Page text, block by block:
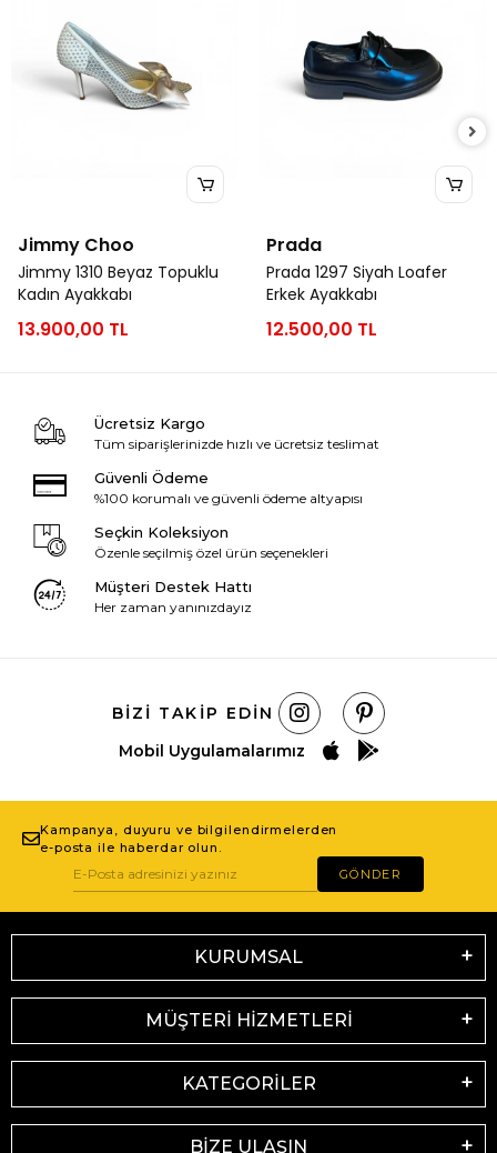
Jimmy Choo
Jimmy 1310 Beyaz Topuklu
Kadın Ayakkabı
13.900,00 TL
Prada
Prada 1297 Siyah Loafer
Erkek Ayakkabı
12.500,00 TL
Ücretsiz Kargo
Tüm siparişlerinizde hızlı ve ücretsiz teslimat
Güvenli Ödeme
%100 korumalı ve güvenli ödeme altyapısı
Seçkin Koleksiyon
Özenle seçilmiş özel ürün seçenekleri
Müşteri Destek Hattı
Her zaman yanınızdayız
BIZI TAKIP EDIN
Mobil Uygulamalarımız
Kampanya, duyuru ve bilgilendirmelerden
e-posta ile haberdar olun.
GÖNDER
KURUMSAL
MÜŞTERİ HİZMETLERİ
KATEGORİLER
BİZE ULAŞIN